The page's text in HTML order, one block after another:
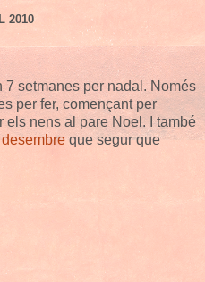
2010
setmanes per nadal. Només
per fer, començant per
nens al pare Noel. I també
que segur que